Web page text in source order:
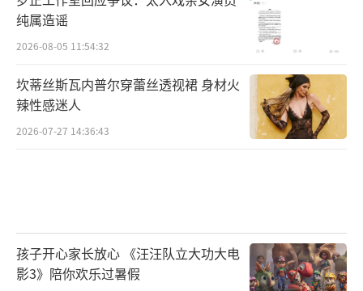
纯属造谣
2026-08-05 11:54:32
坎蒂丝斯瓦内普尔穿蕾丝透视裙 身材火
辣性感迷人
2026-07-27 14:36:43
孩子开心家长放心 《汪汪队立大功大电
影3》陪你欢乐过暑假